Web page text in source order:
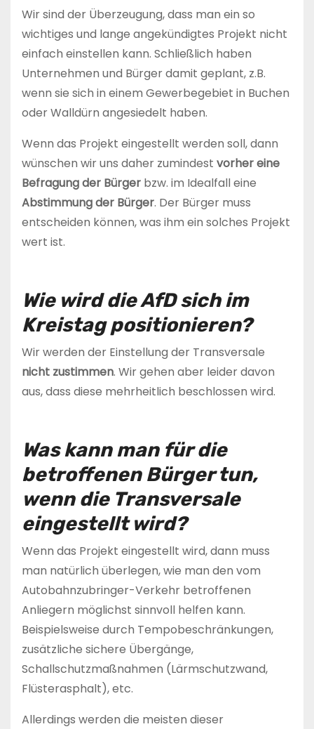
Wir sind der Überzeugung, dass man ein so
wichtiges und lange angekündigtes Projekt nicht
einfach einstellen kann. Schließlich haben
Unternehmen und Bürger damit geplant, z.B.
wenn sie sich in einem Gewerbegebiet in Buchen
oder Walldürn angesiedelt haben.
Wenn das Projekt eingestellt werden soll, dann
wünschen wir uns daher zumindest vorher eine
Befragung der Bürger bzw. im Idealfall eine
Abstimmung der Bürger. Der Bürger muss
entscheiden können, was ihm ein solches Projekt
wert ist.
Wie wird die AfD sich im
Kreistag positionieren?
Wir werden der Einstellung der Transversale
nicht zustimmen. Wir gehen aber leider davon
aus, dass diese mehrheitlich beschlossen wird.
Was kann man für die
betroffenen Bürger tun,
wenn die Transversale
eingestellt wird?
Wenn das Projekt eingestellt wird, dann muss
man natürlich überlegen, wie man den vom
Autobahnzubringer-Verkehr betroffenen
Anliegern möglichst sinnvoll helfen kann.
Beispielsweise durch Tempobeschränkungen,
zusätzliche sichere Übergänge,
Schallschutzmaßnahmen (Lärmschutzwand,
Flüsterasphalt), etc.
Allerdings werden die meisten dieser